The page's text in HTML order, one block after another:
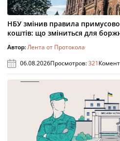
НБУ змінив правила
коштів: що зміниться для
Автор:Лента от Протокола
06.08.2026Просмотров:321